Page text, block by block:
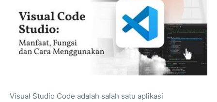
Visual Studio Code adalah salah satu aplikasi